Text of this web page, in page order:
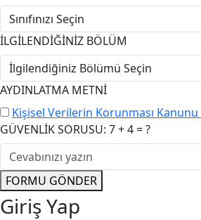
İLGİLENDİĞİNİZ BÖLÜM
AYDINLATMA METNİ
Kişisel Verilerin Korunması Kanunu
GÜVENLİK SORUSU: 7 + 4 = ?
FORMU GÖNDER
Giriş Yap